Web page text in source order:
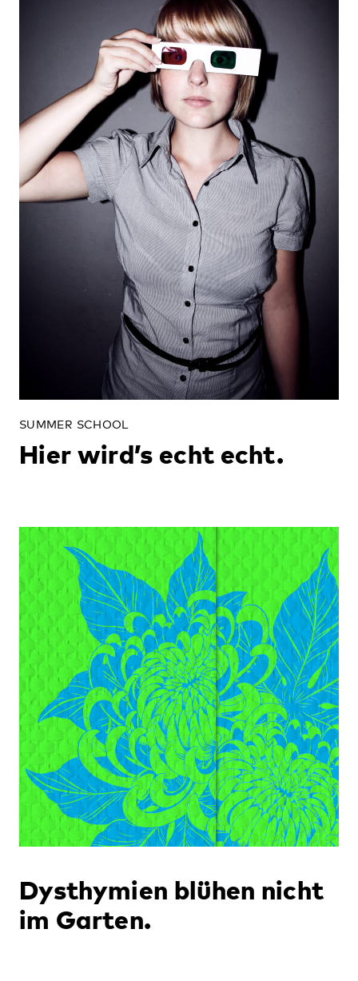
SUMMER SCHOOL
Hier wird’s echt echt.
Dysthymien blühen nicht
im Garten.